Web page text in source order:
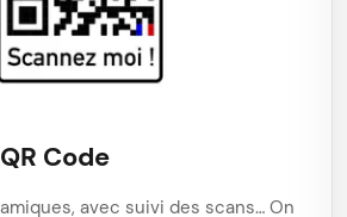
Code
avec suivi des scans… On